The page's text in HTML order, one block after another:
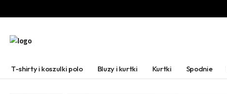
T-shirty i koszulki polo Bluzy i kurtki Kurtki Spodnie